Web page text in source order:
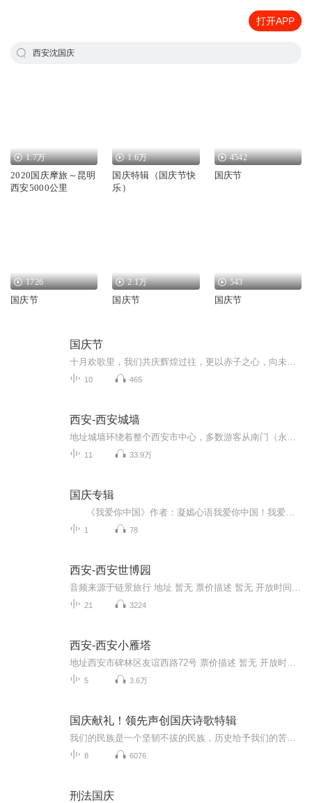
打开APP
西安沈国庆
1.7万
2020国庆摩旅～昆明
西安5000公里
1.6万
国庆特辑（国庆节快
乐）
4542
国庆节
1726
国庆节
2.1万
国庆节
543
国庆节
国庆节
10 465
西安-西安城墙
11 33.9万
国庆专辑
1 78
西安-西安世博园
21 3224
西安-西安小雁塔
5 3.6万
国庆献礼！领先声创国庆诗歌特辑
8 6076
刑法国庆